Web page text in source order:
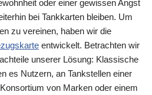
oder einer gewissen Angst
bei Tankkarten bleiben. Um
zu vereinen, haben wir die
entwickelt. Betrachten wir
unserer Lösung: Klassische
es Nutzern, an Tankstellen einer
von Marken oder einem